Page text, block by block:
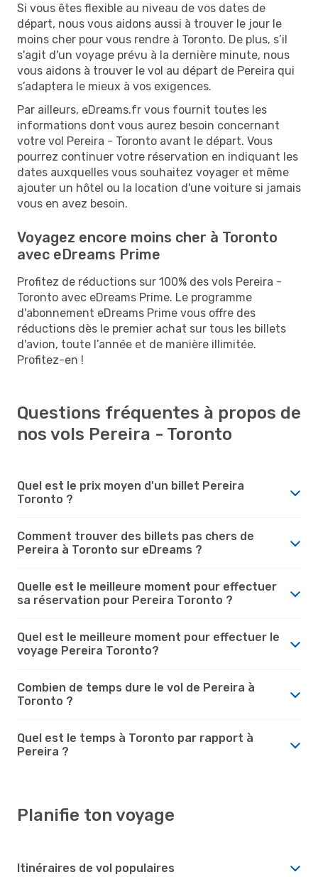
Si vous êtes flexible au niveau de vos dates de
départ, nous vous aidons aussi à trouver le jour le
moins cher pour vous rendre à Toronto. De plus, s’il
s'agit d'un voyage prévu à la dernière minute, nous
vous aidons à trouver le vol au départ de Pereira qui
s’adaptera le mieux à vos exigences.
Par ailleurs, eDreams.fr vous fournit toutes les
informations dont vous aurez besoin concernant
votre vol Pereira - Toronto avant le départ. Vous
pourrez continuer votre réservation en indiquant les
dates auxquelles vous souhaitez voyager et même
ajouter un hôtel ou la location d'une voiture si jamais
vous en avez besoin.
Voyagez encore moins cher à Toronto
avec eDreams Prime
Profitez de réductions sur 100% des vols Pereira -
Toronto avec eDreams Prime. Le programme
d'abonnement eDreams Prime vous offre des
réductions dès le premier achat sur tous les billets
d'avion, toute l’année et de manière illimitée.
Profitez-en !
Questions fréquentes à propos de
nos vols Pereira - Toronto
Quel est le prix moyen d'un billet Pereira
Toronto ?
Comment trouver des billets pas chers de
Pereira à Toronto sur eDreams ?
Quelle est le meilleure moment pour effectuer
sa réservation pour Pereira Toronto ?
Quel est le meilleure moment pour effectuer le
voyage Pereira Toronto?
Combien de temps dure le vol de Pereira à
Toronto ?
Quel est le temps à Toronto par rapport à
Pereira ?
Planifie ton voyage
Itinéraires de vol populaires